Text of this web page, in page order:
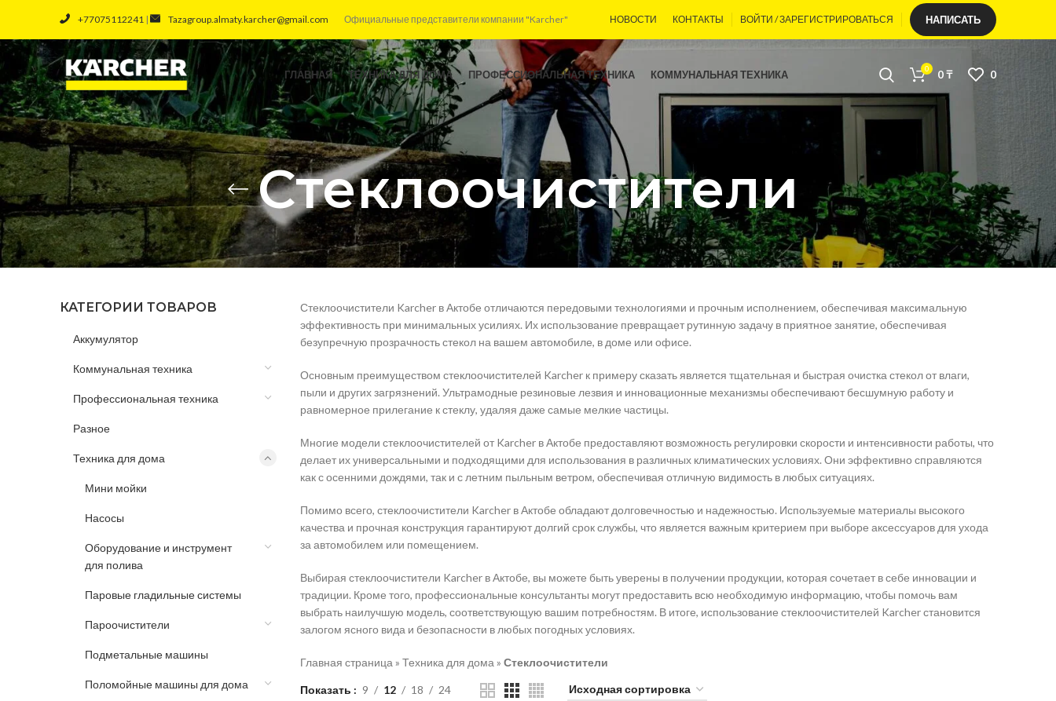
+77075112241 | Tazagroup.almaty.karcher@gmail.com Официальные представители компании "Karcher" НОВОСТИ КОНТАКТЫ ВОЙТИ / ЗАРЕГИСТРИРОВАТЬСЯ НАПИСАТЬ
ГЛАВНАЯ ТЕХНИКА ДЛЯ ДОМА ПРОФЕССИОНАЛЬНАЯ ТЕХНИКА КОММУНАЛЬНАЯ ТЕХНИКА 0 0₸ 0
Стеклоочистители
КАТЕГОРИИ ТОВАРОВ
Аккумулятор
Коммунальная техника
Профессиональная техника
Разное
Техника для дома
Мини мойки
Насосы
Оборудование и инструмент
для полива
Паровые гладильные системы
Пароочистители
Подметальные машины
Поломойные машины для дома
Стеклоочистители Karcher в Актобе отличаются передовыми технологиями и прочным исполнением, обеспечивая максимальную
эффективность при минимальных усилиях. Их использование превращает рутинную задачу в приятное занятие, обеспечивая
безупречную прозрачность стекол на вашем автомобиле, в доме или офисе.
Основным преимуществом стеклоочистителей Karcher к примеру сказать является тщательная и быстрая очистка стекол от влаги,
пыли и других загрязнений. Ультрамодные резиновые лезвия и инновационные механизмы обеспечивают бесшумную работу и
равномерное прилегание к стеклу, удаляя даже самые мелкие частицы.
Многие модели стеклоочистителей от Karcher в Актобе предоставляют возможность регулировки скорости и интенсивности работы, что
делает их универсальными и подходящими для использования в различных климатических условиях. Они эффективно справляются
как с осенними дождями, так и с летним пыльным ветром, обеспечивая отличную видимость в любых ситуациях.
Помимо всего, стеклоочистители Karcher в Актобе обладают долговечностью и надежностью. Используемые материалы высокого
качества и прочная конструкция гарантируют долгий срок службы, что является важным критерием при выборе аксессуаров для ухода
за автомобилем или помещением.
Выбирая стеклоочистители Karcher в Актобе, вы можете быть уверены в получении продукции, которая сочетает в себе инновации и
традиции. Кроме того, профессиональные консультанты могут предоставить всю необходимую информацию, чтобы помочь вам
выбрать наилучшую модель, соответствующую вашим потребностям. В итоге, использование стеклоочистителей Karcher становится
залогом ясного вида и безопасности в любых погодных условиях.
Главная страница » Техника для дома » Стеклоочистители
Показать 9 12 18 24